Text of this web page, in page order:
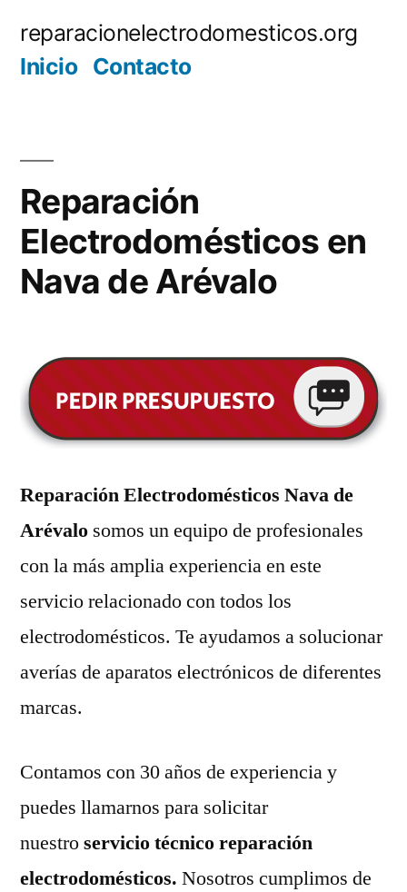
reparacionelectrodomesticos.org
Inicio Contacto
Reparación
Electrodomésticos en
Nava de Arévalo
Reparación Electrodomésticos Nava de
Arévalo somos un equipo de profesionales
con la más amplia experiencia en este
servicio relacionado con todos los
electrodomésticos. Te ayudamos a solucionar
averías de aparatos electrónicos de diferentes
marcas.
Contamos con 30 años de experiencia y
puedes llamarnos para solicitar
nuestroservicio técnico reparación
electrodomésticos. Nosotros cumplimos de